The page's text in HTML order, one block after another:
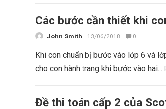
Các bước cần thiết khi
John Smith 13/06/2018 0
Khi con chuẩn bị bước vào lớp 6 và
cho con hành trang khi bước vào hai...
Đề thi toán cấp 2 của